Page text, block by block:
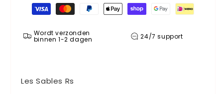
Betaalmethoden
Wordt verzonden
binnen 1-2 dagen 24/7 support
Les Sables Rs